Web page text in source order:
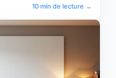
10 min de lecture →